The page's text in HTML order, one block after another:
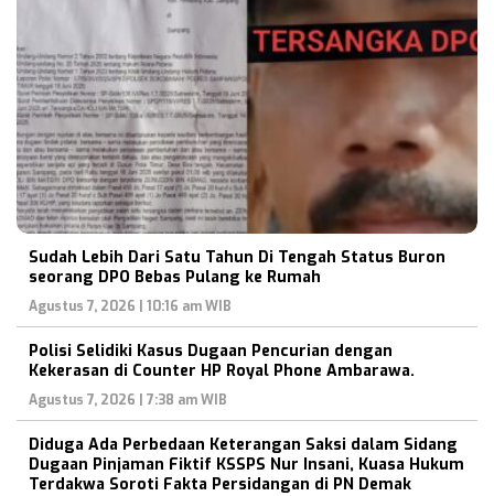
Sudah Lebih Dari Satu Tahun Di Tengah Status Buron
seorang DPO Bebas Pulang ke Rumah
Agustus 7, 2026 | 10:16 am WIB
Polisi Selidiki Kasus Dugaan Pencurian dengan
Kekerasan di Counter HP Royal Phone Ambarawa.
Agustus 7, 2026 | 7:38 am WIB
Diduga Ada Perbedaan Keterangan Saksi dalam Sidang
Dugaan Pinjaman Fiktif KSSPS Nur Insani, Kuasa Hukum
Terdakwa Soroti Fakta Persidangan di PN Demak